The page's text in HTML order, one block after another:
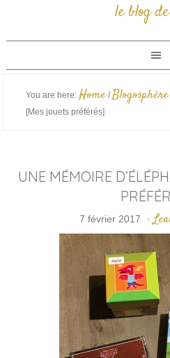
le blog
You are here: Home / Blogosphère
[Mes jouets préférés]
UNE MÉMOIRE
7 février 2017 ·